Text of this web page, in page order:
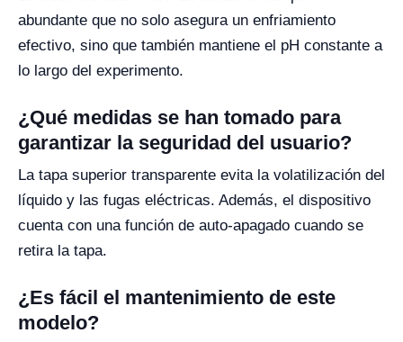
abundante que no solo asegura un enfriamiento
efectivo, sino que también mantiene el pH constante a
lo largo del experimento.
¿Qué medidas se han tomado para
garantizar la seguridad del usuario?
La tapa superior transparente evita la volatilización del
líquido y las fugas eléctricas. Además, el dispositivo
cuenta con una función de auto-apagado cuando se
retira la tapa.
¿Es fácil el mantenimiento de este
modelo?